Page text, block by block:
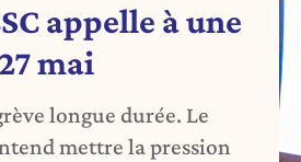
appelle à une
mai
longue durée. Le
mettre la pression